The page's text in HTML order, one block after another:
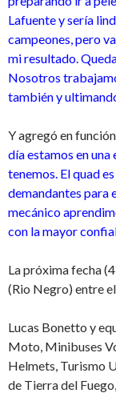
Lafuente y sería
campeones, pero
mi resultado.
Nosotros
también y
Y agregó en
día estamos en
tenemos. El quad
demandantes para
mecánico
con la mayor
La próxima fecha
(Rio Negro) entre
Lucas Bonetto y
Moto, Minibuses
Helmets, Turismo
de Tierra del